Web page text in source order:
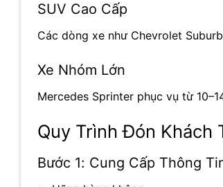
SUV Cao Cấp
Các dòng xe như Chevrolet
Xe Nhóm Lớn
Mercedes Sprinter phục vụ từ
Quy Trình Đón Khách
Bước 1: Cung Cấp Thông